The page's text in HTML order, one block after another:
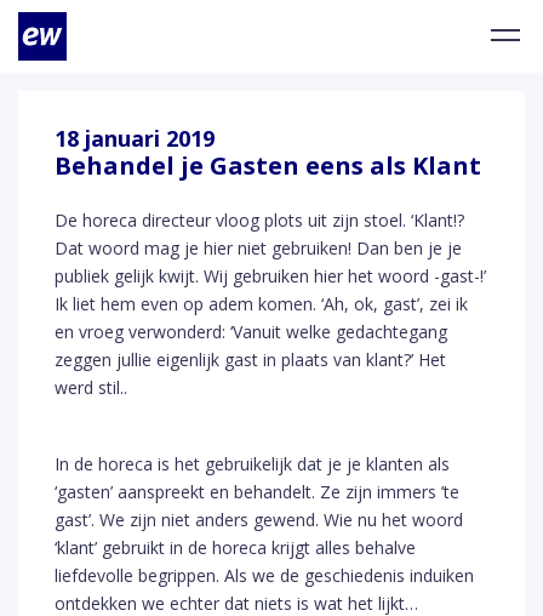
18 januari 2019
Behandel je Gasten eens als Klant
De horeca directeur vloog plots uit zijn stoel. ‘Klant!?
Dat woord mag je hier niet gebruiken! Dan ben je je
publiek gelijk kwijt. Wij gebruiken hier het woord -gast-!’
Ik liet hem even op adem komen. ‘Ah, ok, gast’, zei ik
en vroeg verwonderd: ‘Vanuit welke gedachtegang
zeggen jullie eigenlijk gast in plaats van klant?’ Het
werd stil..
In de horeca is het gebruikelijk dat je je klanten als
‘gasten’ aanspreekt en behandelt. Ze zijn immers ’te
gast’. We zijn niet anders gewend. Wie nu het woord
‘klant’ gebruikt in de horeca krijgt alles behalve
liefdevolle begrippen. Als we de geschiedenis induiken
ontdekken we echter dat niets is wat het lijkt…